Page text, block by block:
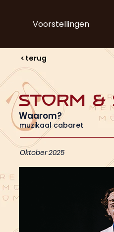
Voorstellingen
< terug
muzikaal cabaret
Storm &
Waarom?
Oktober 2025